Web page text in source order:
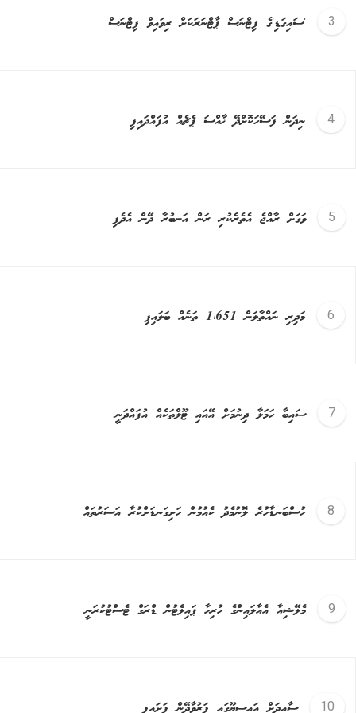
'ސައިގަޑި'ގެ ފިޓްނަސް ޕާޓްނަރަކަށް ރިވައިވް ފިޓްނަސް
ނިދަން ފަސޭހަކޮށްދޭ ޚާއްސަ ޕެޗެއް އުފައްދައިފި
ވަގަށް ރާއްޖެ އެތެރެކުރި ރަން އަނބުރާ ދޭން އެދެފި
މަދިރި ނައްތާލަން 1،651 ތަނެއް ބަލައިފި
ސައިބާ ހަމަލާ ދިނުމަށް އޭއައި ޓޫލްތަކެއް އުފައްދަނީ
ހުސްބަނޑާހުރެ ލޮނުމެދު ކެއުމުން ހަށިގަނޑަށްކުރާ އަސަރުތައް
މެލޭޝިއާ އެއާލައިންގެ ހުރިހާ ޕައިލެޓުން ޑްރަގް ޓެސްޓުކުރަނީ
ސާއިދަށް އައިސީޔޫގައި ފަރުވާދޭން ފަށައިފި